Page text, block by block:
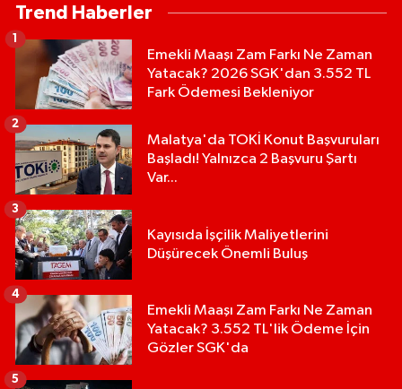
Trend Haberler
Emekli Maaşı Zam Farkı Ne Zaman
Yatacak? 2026 SGK'dan 3.552 TL
Fark Ödemesi Bekleniyor
1
Malatya'da TOKİ Konut Başvuruları
Başladı! Yalnızca 2 Başvuru Şartı
Var...
2
Kayısıda İşçilik Maliyetlerini
Düşürecek Önemli Buluş
3
Emekli Maaşı Zam Farkı Ne Zaman
Yatacak? 3.552 TL'lik Ödeme İçin
Gözler SGK'da
4
5